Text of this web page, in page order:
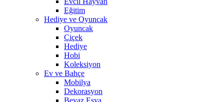
Eğitim
Hediye ve Oyuncak
Oyuncak
Çiçek
Hediye
Hobi
Koleksiyon
Ev ve Bahçe
Mobilya
Dekorasyon
Beyaz Eşya